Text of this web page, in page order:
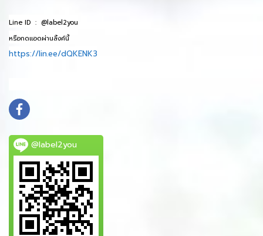
Line ID : @label2you
หรือกดแอดผ่านลิ้งค์นี้
https://lin.ee/dQKENK3
@label2you